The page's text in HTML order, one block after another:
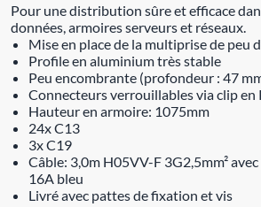
Pour une distribution sûre et efficace
données, armoires serveurs et réseaux.
Mise en place de la multiprise de peu
Profile en aluminium très stable
Peu encombrante (profondeur : 47
Connecteurs verrouillables via clip en
Hauteur en armoire: 1075mm
24x C13
3x C19
Câble: 3,0m H05VV-F 3G2,5mm²
16A bleu
Livré avec pattes de fixation et vis